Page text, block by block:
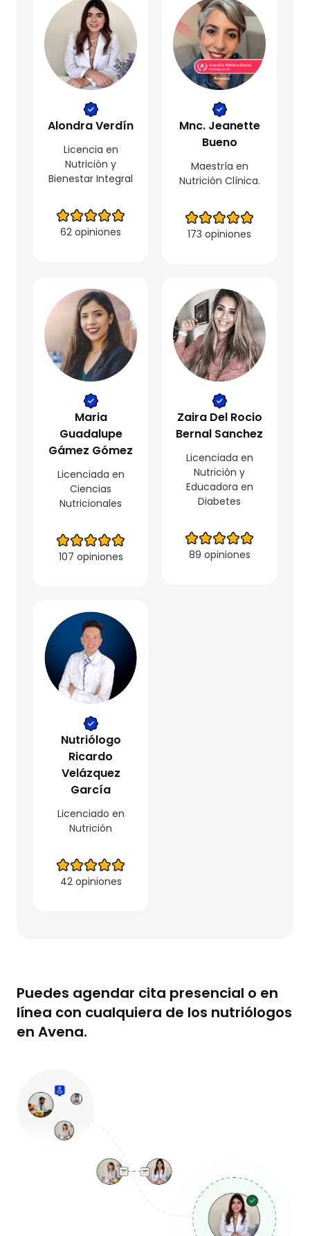
Alondra Verdín
Licencia en
Nutrición y
Bienestar Integral
62 opiniones
Mnc. Jeanette
Bueno
Maestría en
Nutrición Clínica.
173 opiniones
Maria
Guadalupe
Gámez Gómez
Licenciada en
Ciencias
Nutricionales
107 opiniones
Zaira Del Rocio
Bernal Sanchez
Licenciada en
Nutrición y
Educadora en
Diabetes
89 opiniones
Nutriólogo
Ricardo
Velázquez
García
Licenciado en
Nutrición
42 opiniones
Puedes agendar cita presencial o en
línea con cualquiera de los nutriólogos
en Avena.